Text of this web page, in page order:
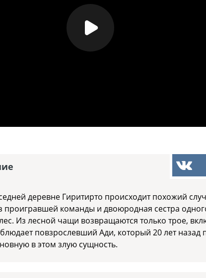
деревне Гиритирто происходит похожий
команды и двоюродная сестра
Из лесной чащи возвращаются только трое,
повзрослевший Ади, который 20 лет назад
в этом злую сущность.